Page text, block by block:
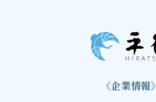
《企業情報》